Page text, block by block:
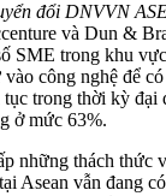
đổi DNVVN
và Dun &
SME trong khu
công nghệ để
trong thời kỳ đại
ở mức 63%.
những thách thức
Asean vẫn đang